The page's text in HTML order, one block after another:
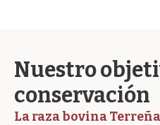
Nuestro
conservación
La raza bovina